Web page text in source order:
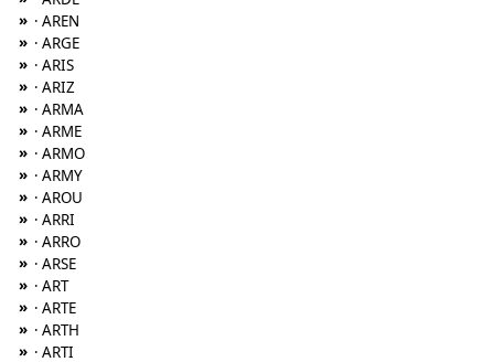
» · AREN
» · ARGE
» · ARIS
» · ARIZ
» · ARMA
» · ARME
» · ARMO
» · ARMY
» · AROU
» · ARRI
» · ARRO
» · ARSE
» · ART
» · ARTE
» · ARTH
» · ARTI